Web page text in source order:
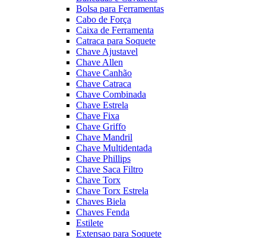
Bolsa para Ferramentas
Cabo de Força
Caixa de Ferramenta
Catraca para Soquete
Chave Ajustavel
Chave Allen
Chave Canhão
Chave Catraca
Chave Combinada
Chave Estrela
Chave Fixa
Chave Griffo
Chave Mandril
Chave Multidentada
Chave Phillips
Chave Saca Filtro
Chave Torx
Chave Torx Estrela
Chaves Biela
Chaves Fenda
Estilete
Extensao para Soquete